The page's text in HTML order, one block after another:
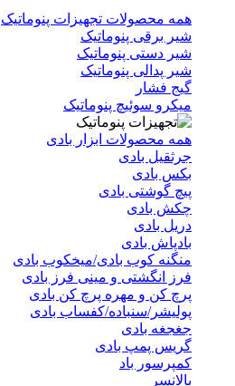
همه محصولات تجهیزات پنوماتیک
شیر برقی پنوماتیک
شیر دستی پنوماتیک
شیر پدالی پنوماتیک
گیج فشار
میکرو سوئیچ پنوماتیک
همه محصولات ابزار بادی
جرثقیل بادی
بکس بادی
پیچ گوشتی بادی
چکش بادی
دریل بادی
بادپاش بادی
منگنه کوب بادی/میخکوب بادی
فرز انگشتی و مینی فرز بادی
پرچ کن و مهره پرچ کن بادی
پولیشر/سنباده/کفساب بادی
جغجغه بادی
گریس پمپ بادی
کمپرسور باد
بالانسر